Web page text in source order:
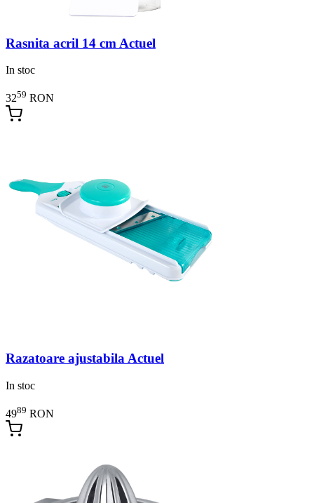
Rasnita acril 14 cm Actuel
In stoc
3259 RON
Razatoare ajustabila Actuel
In stoc
4989 RON